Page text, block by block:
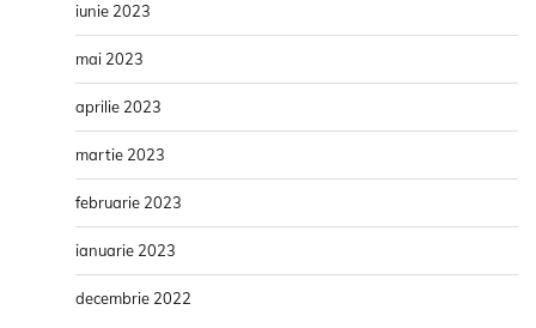
iunie 2023
mai 2023
aprilie 2023
martie 2023
februarie 2023
ianuarie 2023
decembrie 2022